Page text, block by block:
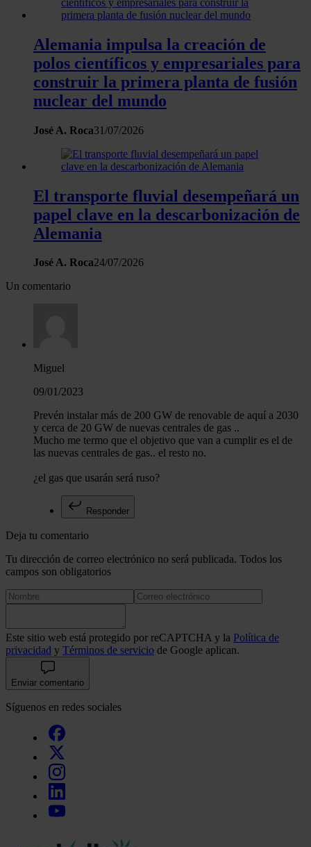
que les haya proporcionado o que hayan recopilado a
partir del uso que haya hecho de sus servicios.
Alemania impulsa la creación de
polos científicos y empresariales para
construir la primera planta de fusión
nuclear del mundo
José A. Roca31/07/2026
El transporte fluvial desempeñará un
papel clave en la descarbonización de
Alemania
José A. Roca24/07/2026
Un comentario
Miguel
09/01/2023
Prevén instalar más de 200 GW de renovable de aquí a 2030
y cerca de 20 GW de nuevas centrales de gas ..
Mucho me termo que el objetivo que van a cumplir es el de
las nuevas centrales de gas.. el resto no.
¿el gas que usarán será ruso?
Responder
Deja tu comentario
Tu dirección de correo electrónico no será publicada. Todos los
campos son obligatorios
Este sitio web está protegido por reCAPTCHA y la Política de
privacidad y Términos de servicio de Google aplican.
Enviar comentario
Síguenos en redes sociales